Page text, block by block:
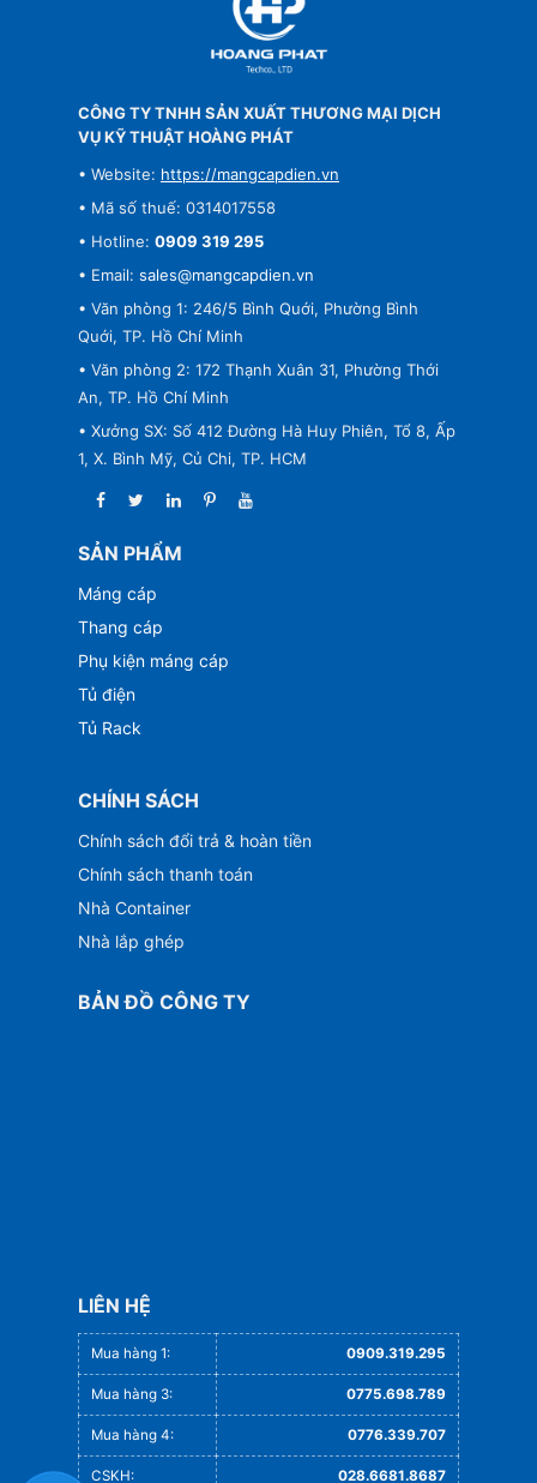
CÔNG TY TNHH SẢN XUẤT THƯƠNG MẠI DỊCH
VỤ KỸ THUẬT HOÀNG PHÁT
• Website: https://mangcapdien.vn
• Mã số thuế: 0314017558
• Hotline: 0909 319 295
• Email: sales@mangcapdien.vn
• Văn phòng 1: 246/5 Bình Quới, Phường Bình
Quới, TP. Hồ Chí Minh
• Văn phòng 2: 172 Thạnh Xuân 31, Phường Thới
An, TP. Hồ Chí Minh
• Xưởng SX: Số 412 Đường Hà Huy Phiên, Tổ 8, Ấp
1, X. Bình Mỹ, Củ Chi, TP. HCM
SẢN PHẨM
Máng cáp
Thang cáp
Phụ kiện máng cáp
Tủ điện
Tủ Rack
CHÍNH SÁCH
Chính sách đổi trả & hoàn tiền
Chính sách thanh toán
Nhà Container
Nhà lắp ghép
BẢN ĐỒ CÔNG TY
LIÊN HỆ
Mua hàng 1: 0909.319.295
Mua hàng 3: 0775.698.789
Mua hàng 4: 0776.339.707
CSKH: 028.6681.8687